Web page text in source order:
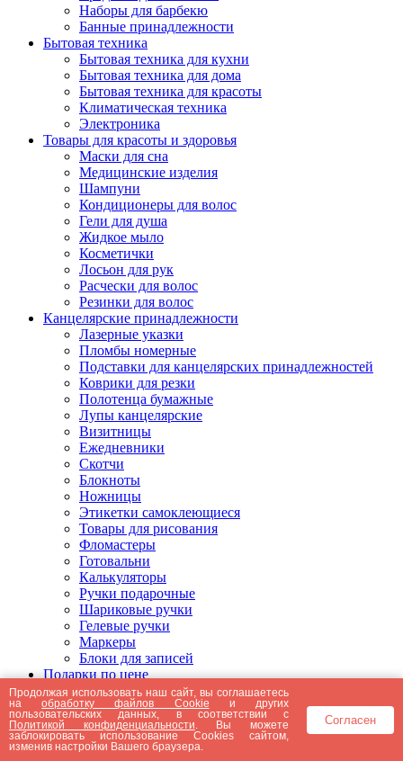
Наборы для барбекю
Банные принадлежности
Бытовая техника
Бытовая техника для кухни
Бытовая техника для дома
Бытовая техника для красоты
Климатическая техника
Электроника
Товары для красоты и здоровья
Маски для сна
Медицинские изделия
Шампуни
Кондиционеры для волос
Гели для душа
Жидкое мыло
Косметички
Лосьон для рук
Расчески для волос
Резинки для волос
Канцелярские принадлежности
Лазерные указки
Пломбы номерные
Подставки для канцелярских принадлежностей
Коврики для резки
Полотенца бумажные
Лупы канцелярские
Визитницы
Ежедневники
Скотчи
Блокноты
Ножницы
Этикетки самоклеющиеся
Товары для рисования
Фломастеры
Готовальни
Калькуляторы
Ручки подарочные
Шариковые ручки
Гелевые ручки
Маркеры
Блоки для записей
Подарки по цене
Подарки от 5000 рублей
Подарки до 5000 рублей
Подарки до 3000 рублей
Подарки до 2000 рублей
Подарки до 1000 рублей
Продолжая использовать наш сайт, вы соглашаетесь
наобработку файлов Cookie и других
пользовательских данных, в соответствии с
Политикой конфиденциальности . Вы можете
заблокировать использование Cookies сайтом,
изменив настройки Вашего браузера.
Согласен